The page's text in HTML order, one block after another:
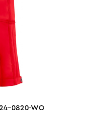
0820-WO